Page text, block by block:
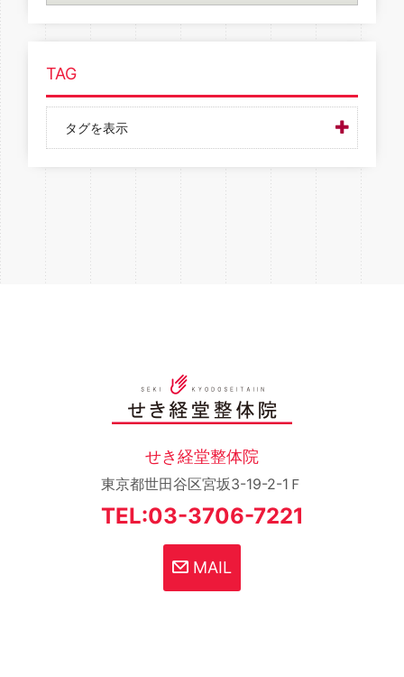
TAG
タグを表示
せき経堂整体院
東京都世田谷区宮坂3-19-2-1Ｆ
TEL:03-3706-7221
MAIL